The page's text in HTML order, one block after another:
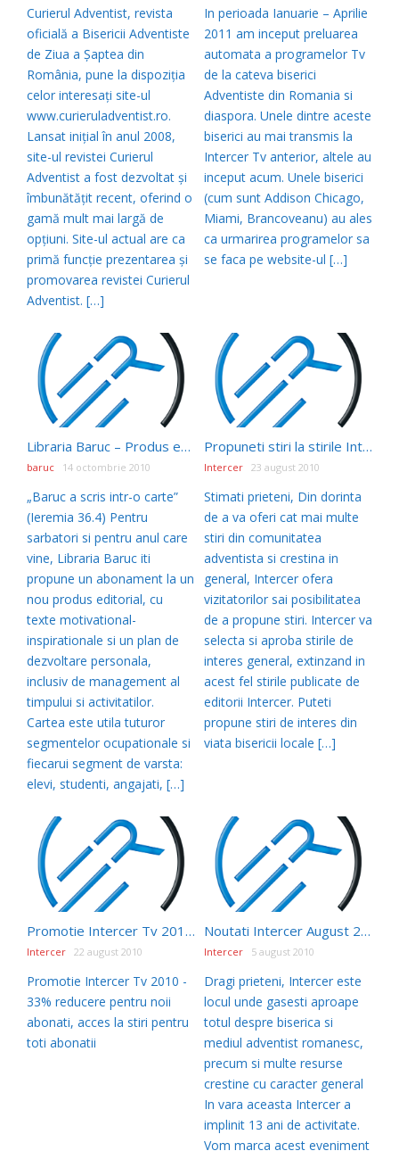
Curierul Adventist, revista
oficială a Bisericii Adventiste
de Ziua a Șaptea din
România, pune la dispoziția
celor interesați site-ul
www.curieruladventist.ro.
Lansat inițial în anul 2008,
site-ul revistei Curierul
Adventist a fost dezvoltat și
îmbunătățit recent, oferind o
gamă mult mai largă de
opțiuni. Site-ul actual are ca
primă funcție prezentarea și
promovarea revistei Curierul
Adventist. […]
In perioada Ianuarie – Aprilie
2011 am inceput preluarea
automata a programelor Tv
de la cateva biserici
Adventiste din Romania si
diaspora. Unele dintre aceste
biserici au mai transmis la
Intercer Tv anterior, altele au
inceput acum. Unele biserici
(cum sunt Addison Chicago,
Miami, Brancoveanu) au ales
ca urmarirea programelor sa
se faca pe website-ul […]
Libraria Baruc – Produs editorial nou
baruc 14 octombrie 2010
„Baruc a scris intr-o carte”
(Ieremia 36.4) Pentru
sarbatori si pentru anul care
vine, Libraria Baruc iti
propune un abonament la un
nou produs editorial, cu
texte motivational-
inspirationale si un plan de
dezvoltare personala,
inclusiv de management al
timpului si activitatilor.
Cartea este utila tuturor
segmentelor ocupationale si
fiecarui segment de varsta:
elevi, studenti, angajati, […]
Propuneti stiri la stirile Intercer!
Intercer 23 august 2010
Stimati prieteni, Din dorinta
de a va oferi cat mai multe
stiri din comunitatea
adventista si crestina in
general, Intercer ofera
vizitatorilor sai posibilitatea
de a propune stiri. Intercer va
selecta si aproba stirile de
interes general, extinzand in
acest fel stirile publicate de
editorii Intercer. Puteti
propune stiri de interes din
viata bisericii locale […]
Promotie Intercer Tv 2010 – 33% reducere pentru noii abonati, acces la stiri pentru toti abonatii
Intercer 22 august 2010
Promotie Intercer Tv 2010 -
33% reducere pentru noii
abonati, acces la stiri pentru
toti abonatii
Noutati Intercer August 2010
Intercer 5 august 2010
Dragi prieteni, Intercer este
locul unde gasesti aproape
totul despre biserica si
mediul adventist romanesc,
precum si multe resurse
crestine cu caracter general
In vara aceasta Intercer a
implinit 13 ani de activitate.
Vom marca acest eveniment